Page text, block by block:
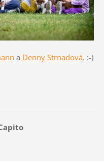
a Denny Strnadová. :-)